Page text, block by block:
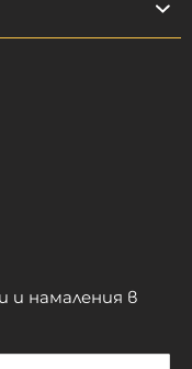
и намаления в